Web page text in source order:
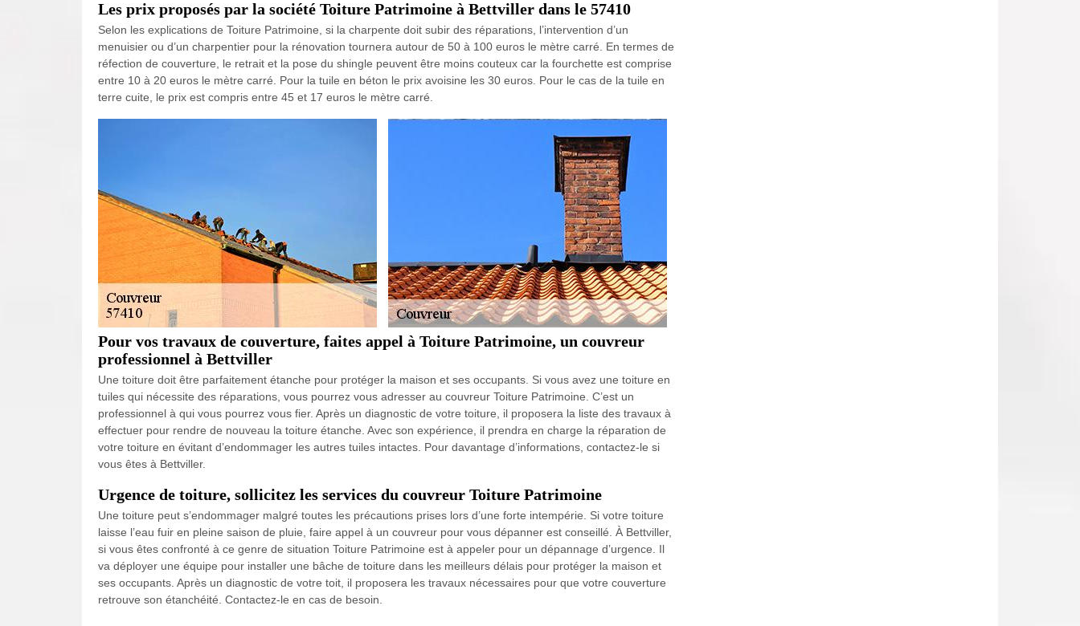
Les prix proposés par la société Toiture Patrimoine à Bettviller dans le 57410
Selon les explications de Toiture Patrimoine, si la charpente doit subir des réparations, l’intervention d’un
menuisier ou d’un charpentier pour la rénovation tournera autour de 50 à 100 euros le mètre carré. En termes de
réfection de couverture, le retrait et la pose du shingle peuvent être moins couteux car la fourchette est comprise
entre 10 à 20 euros le mètre carré. Pour la tuile en béton le prix avoisine les 30 euros. Pour le cas de la tuile en
terre cuite, le prix est compris entre 45 et 17 euros le mètre carré.
Pour vos travaux de couverture, faites appel à Toiture Patrimoine, un couvreur
professionnel à Bettviller
Une toiture doit être parfaitement étanche pour protéger la maison et ses occupants. Si vous avez une toiture en
tuiles qui nécessite des réparations, vous pourrez vous adresser au couvreur Toiture Patrimoine. C’est un
professionnel à qui vous pourrez vous fier. Après un diagnostic de votre toiture, il proposera la liste des travaux à
effectuer pour rendre de nouveau la toiture étanche. Avec son expérience, il prendra en charge la réparation de
votre toiture en évitant d’endommager les autres tuiles intactes. Pour davantage d’informations, contactez-le si
vous êtes à Bettviller.
Urgence de toiture, sollicitez les services du couvreur Toiture Patrimoine
Une toiture peut s’endommager malgré toutes les précautions prises lors d’une forte intempérie. Si votre toiture
laisse l’eau fuir en pleine saison de pluie, faire appel à un couvreur pour vous dépanner est conseillé. À Bettviller,
si vous êtes confronté à ce genre de situation Toiture Patrimoine est à appeler pour un dépannage d’urgence. Il
va déployer une équipe pour installer une bâche de toiture dans les meilleurs délais pour protéger la maison et
ses occupants. Après un diagnostic de votre toit, il proposera les travaux nécessaires pour que votre couverture
retrouve son étanchéité. Contactez-le en cas de besoin.